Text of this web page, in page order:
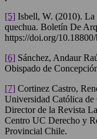
[5] Isbell, W. (2010). La
quechua. Boletín De
https://doi.org/
[6] Sánchez, Andaur
Obispado de
[7] Cortinez Castro,
Universidad Católica
Director de la Revista
Centro UC Derecho y
Provincial Chile.